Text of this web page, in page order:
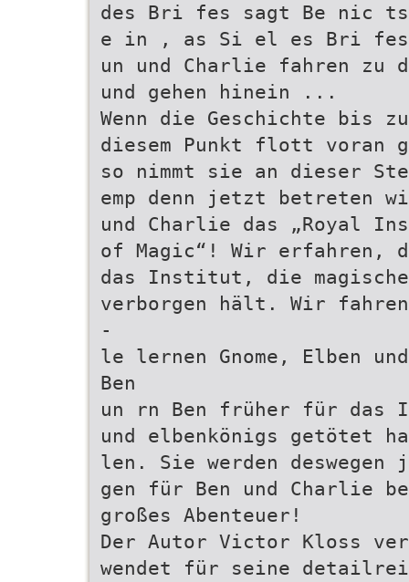
des Bri fes sagt Be nic
e in , as Si el es Bri fes
un und Charlie fahren zu
und gehen hinein ...
Wenn die Geschichte bis zu
diesem Punkt flott voran
so nimmt sie an dieser
emp denn jetzt betreten
und Charlie das „Royal
of Magic“! Wir erfahren,
das Institut, die
verborgen hält. Wir
-
le lernen Gnome, Elben
Ben
un rn Ben früher für
und elbenkönigs getötet
len. Sie werden deswegen
gen für Ben und Charlie
großes Abenteuer!
Der Autor Victor Kloss
wendet für seine